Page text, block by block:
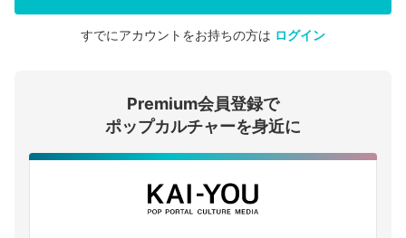
会員登録する
ログインする
すでにアカウントをお持ちの方は ログイン
Premium会員登録で
ポップカルチャーを身近に